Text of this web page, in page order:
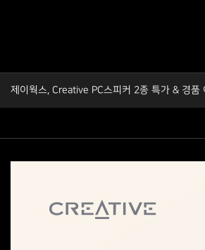
제이웍스, Creative PC스피커 2종 특가 & 경품